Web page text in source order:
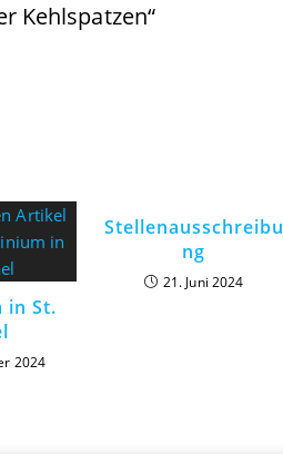
Kehlspatzen“
in St.
2024
Stellenausschreibu
ng
21. Juni 2024